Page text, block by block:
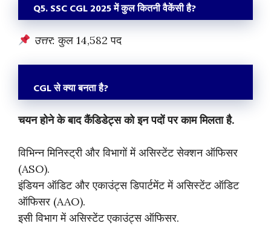
Q5. SSC CGL 2025 में कुल कितनी वैकेंसी है?
उत्तर: कुल 14,582 पद
CGL से क्या बनता है?
चयन होने के बाद कैंडिडेट्स को इन पदों पर काम मिलता है.
विभिन्न मिनिस्ट्री और विभागों में असिस्टेंट सेक्शन ऑफिसर
(ASO).
इंडियन ऑडिट और एकाउंट्स डिपार्टमेंट में असिस्टेंट ऑडिट
ऑफिसर (AAO).
इसी विभाग में असिस्टेंट एकाउंट्स ऑफिसर.